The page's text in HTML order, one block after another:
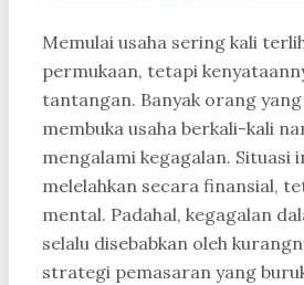
Memulai usaha sering kali
permukaan, tetapi
tantangan. Banyak orang
membuka usaha berkali-kali
mengalami kegagalan. Situasi
melelahkan secara finansial,
mental. Padahal, kegagalan
selalu disebabkan oleh
strategi pemasaran yang